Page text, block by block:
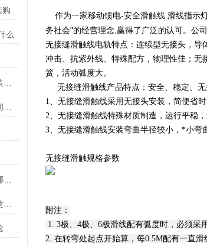
购
么
行车无接缝滑触线安装注意事项有哪些？
使用行车无接缝滑触线时的相关注意事项
作为一家移动馈电-安全滑触线 滑线指示
务社会"的经营理念 赢得了广泛的认可。公
无接缝滑触线电轨特点：连续型无接头，
冲击、抗紫外线、特殊配方，物理性佳；
簧，活动弧度大。
无接缝滑触线产品特点：安全、稳定、无
1、无接缝滑触线采用无接头安装，简便省
2、无接缝滑触线特殊材质制造，运行平稳，
3、无接缝滑触线安装弯曲半径较小，*小弯
无接缝滑触规格参数
附注：
1. 3极、4极、6极滑线配有弧度时，必须采
2. 在转弯处起点开始算，每0.5M配有一直滑